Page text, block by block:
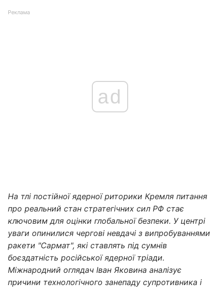
Реклама
ad
На тлі постійної ядерної риторики Кремля питання
про реальний стан стратегічних сил РФ стає
ключовим для оцінки глобальної безпеки. У центрі
уваги опинилися чергові невдачі з випробуваннями
ракети "Сармат", які ставлять під сумнів
боєздатність російської ядерної тріади.
Міжнародний оглядач Іван Яковина аналізує
причини технологічного занепаду супротивника і